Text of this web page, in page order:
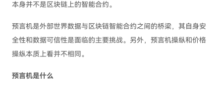
本身并不是区块链上的智能合约。
预言机是外部世界数据与区块链智能合约之间的桥梁，其自身安
全性和数据可信性是面临的主要挑战。另外，预言机操纵和价格
操纵本质上看并不相同。
预言机是什么